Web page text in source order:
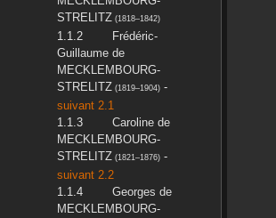
STRELITZ(1818–1842)
Frédéric-
Guillaumede
MECKLEMBOURG-
STRELITZ(1819–1904)-
suivant 2.1
Carolinede
MECKLEMBOURG-
STRELITZ(1821–1876)-
suivant 2.2
Georges de
MECKLEMBOURG-